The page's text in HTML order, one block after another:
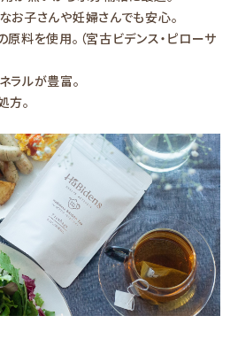
子さんや妊婦さんでも安心。
料を使用。（宮古ビデンス・ピローサ
ルが豊富。
。